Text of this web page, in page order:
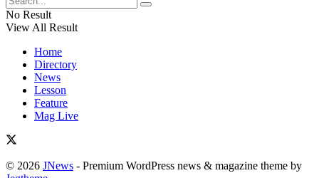
No Result
View All Result
Home
Directory
News
Lesson
Feature
Mag Live
© 2026 JNews - Premium WordPress news & magazine theme by